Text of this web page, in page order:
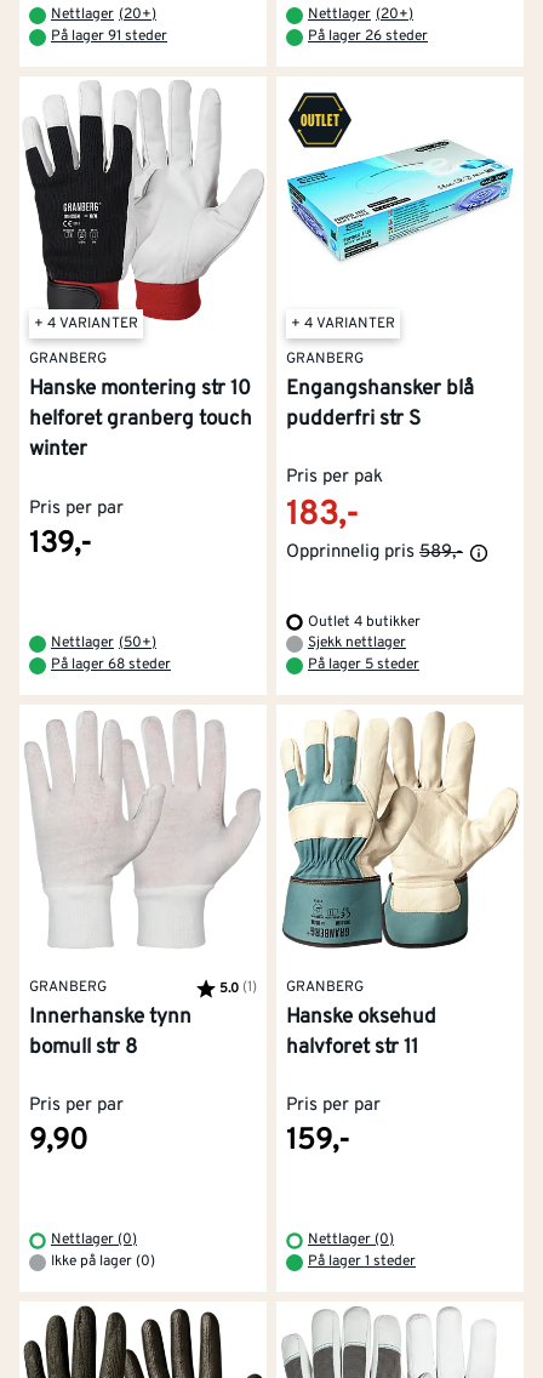
Nettlager (20+)
På lager 91 steder
Nettlager (20+)
På lager 26 steder
+ 4 VARIANTER
GRANBERG
Hanske montering str 10
helforet granberg touch
winter
Pris per par
139,-
Nettlager (50+)
På lager 68 steder
+ 4 VARIANTER
GRANBERG
Engangshansker blå
pudderfri str S
Pris per pak
183,-
Opprinnelig pris 589,-
Outlet 4 butikker
Sjekk nettlager
På lager 5 steder
GRANBERG Karakter:
5.0 (1) av 5 mulige
Innerhanske tynn
bomull str 8
Pris per par
9,90
Nettlager (0)
Ikke på lager (0)
GRANBERG
Hanske oksehud
halvforet str 11
Pris per par
159,-
Nettlager (0)
På lager 1 steder